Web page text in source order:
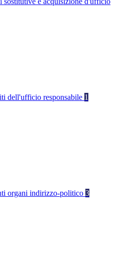
dell'ufficio responsabile 1
organi indirizzo-politico 3